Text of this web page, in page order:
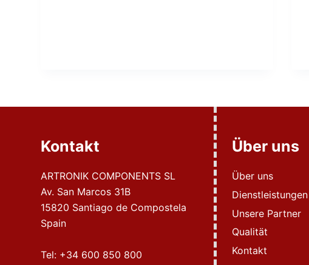
Kontakt
ARTRONIK COMPONENTS SL
Av. San Marcos 31B
15820 Santiago de Compostela
Spain
Tel: +34 600 850 800
Über uns
Über uns
Dienstleistungen
Unsere Partner
Qualität
Kontakt